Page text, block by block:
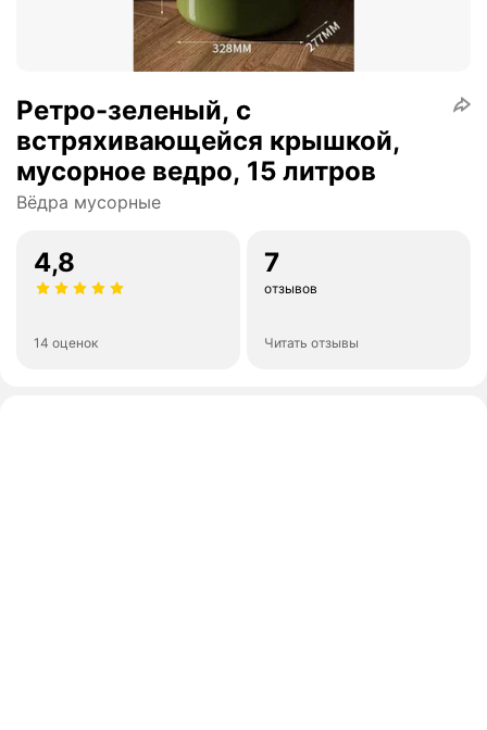
Ретро-зеленый, с
встряхивающейся крышкой,
мусорное ведро, 15 литров
Вёдра мусорные
4,8
14 оценок
7
отзывов
Читать отзывы